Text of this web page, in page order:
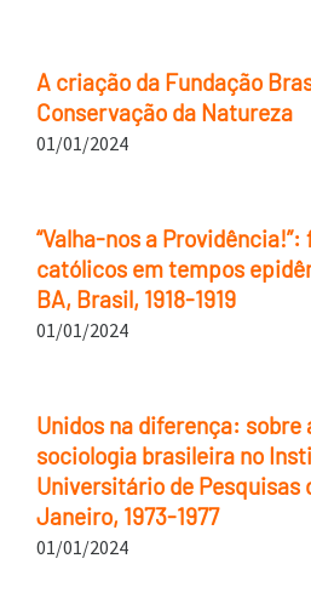
A criação da Fundação
Conservação da Natureza
01/01/2024
“Valha-nos a
católicos em tempos
BA, Brasil, 1918-1919
01/01/2024
Unidos na diferença: sobre
sociologia brasileira no
Universitário de Pesquisas
Janeiro, 1973-1977
01/01/2024